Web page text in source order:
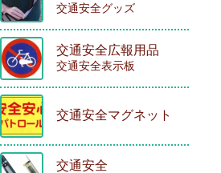
交通安全グッズ
交通安全広報用品
交通安全表示板
交通安全マグネット
交通安全